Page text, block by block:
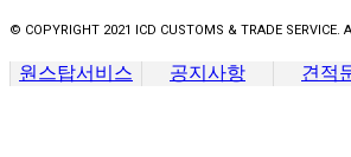
© COPYRIGHT 2021 ICD CUSTOMS & TRADE SERVICE.
원스탑서비스 공지사항 견적